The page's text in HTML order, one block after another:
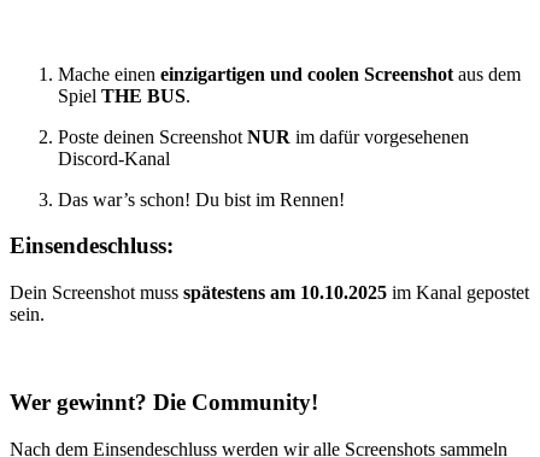
Mache einen einzigartigen und coolen Screenshot aus dem
Spiel THE BUS.
Poste deinen Screenshot NUR im dafür vorgesehenen
Discord-Kanal
Das war’s schon! Du bist im Rennen!
Einsendeschluss:
Dein Screenshot muss spätestens am 10.10.2025 im Kanal gepostet
sein.
Wer gewinnt? Die Community!
Nach dem Einsendeschluss werden wir alle Screenshots sammeln